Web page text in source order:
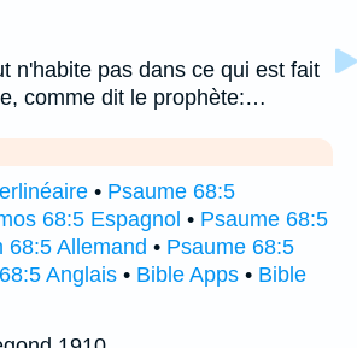
n'habite pas dans ce qui est fait
comme dit le prophète:…
• Psaume 68:5
68:5 Espagnol • Psaume 68:5
68:5 Allemand • Psaume 68:5
Anglais • Bible Apps • Bible